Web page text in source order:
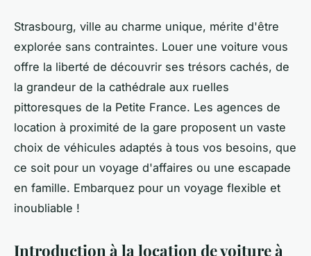
Strasbourg, ville au charme unique, mérite d'être
explorée sans contraintes. Louer une voiture vous
offre la liberté de découvrir ses trésors cachés, de
la grandeur de la cathédrale aux ruelles
pittoresques de la Petite France. Les agences de
location à proximité de la gare proposent un vaste
choix de véhicules adaptés à tous vos besoins, que
ce soit pour un voyage d'affaires ou une escapade
en famille. Embarquez pour un voyage flexible et
inoubliable !
Introduction à la location de voiture à